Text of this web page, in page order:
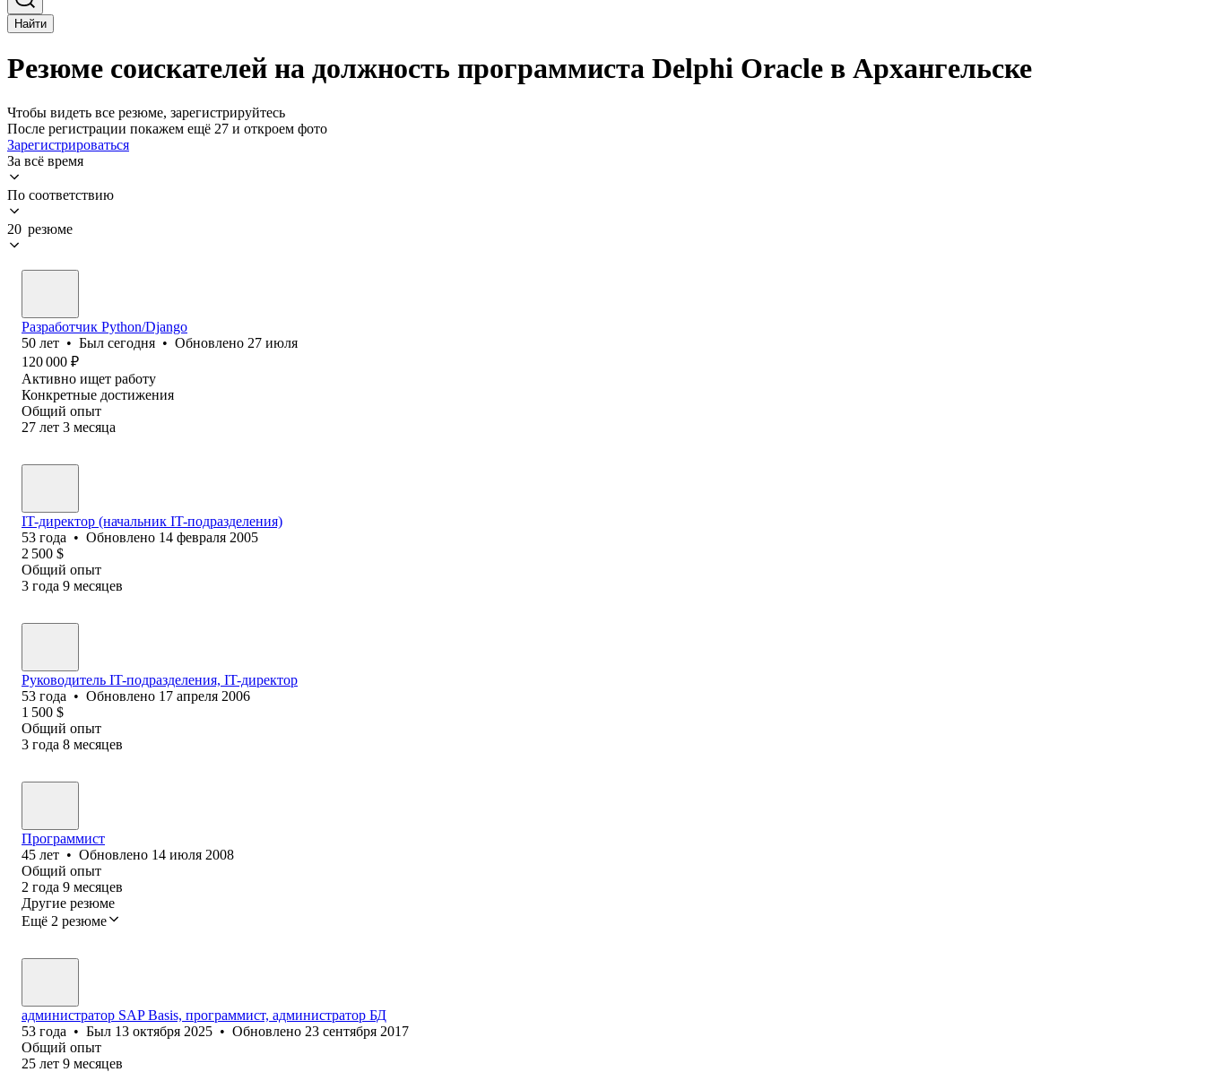
Найти
Резюме соискателей на должность программиста Delphi Oracle в Архангельске
Чтобы видеть все резюме, зарегистрируйтесь
После регистрации покажем ещё 27 и откроем фото
Зарегистрироваться
За всё время
По соответствию
20 резюме
Разработчик Python/Django
50 лет • Был сегодня • Обновлено 27 июля
120 000 ₽
Активно ищет работу
Конкретные достижения
Общий опыт
27 лет 3 месяца
IT-директор (начальник IT-подразделения)
53 года • Обновлено 14 февраля 2005
2 500 $
Общий опыт
3 года 9 месяцев
Руководитель IT-подразделения, IT-директор
53 года • Обновлено 17 апреля 2006
1 500 $
Общий опыт
3 года 8 месяцев
Программист
45 лет • Обновлено 14 июля 2008
Общий опыт
2 года 9 месяцев
Другие резюме
Ещё 2 резюме
администратор SAP Basis, программист, администратор БД
53 года • Был 13 октября 2025 • Обновлено 23 сентября 2017
Общий опыт
25 лет 9 месяцев